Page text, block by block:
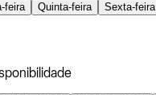
feira Quinta-feira Sexta-feira